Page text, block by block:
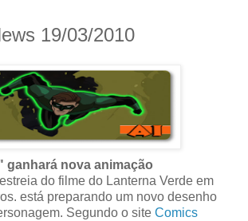
19/03/2010
ganhará nova animação
do filme do Lanterna Verde em
está preparando um novo desenho
Segundo o site Comics